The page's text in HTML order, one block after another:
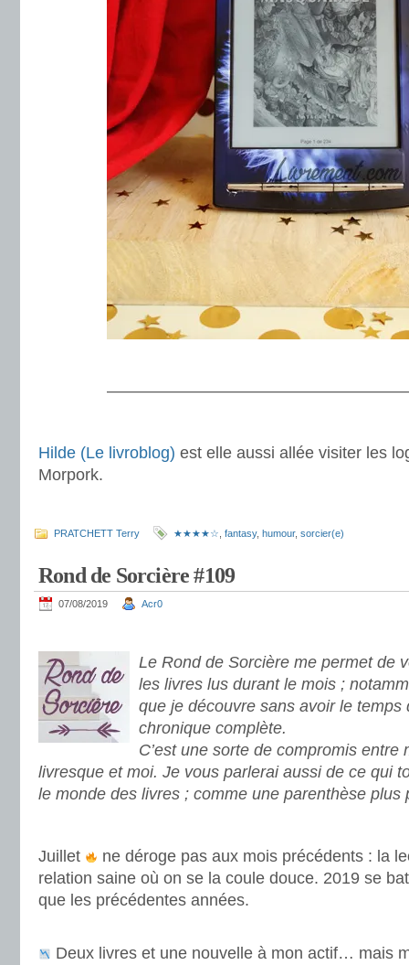
Hilde (Le livroblog) est elle aussi allée visiter les
Morpork.
PRATCHETT Terry ★★★★☆ fantasy, humour, sorcier(e)
Rond de Sorcière #109
07/08/2019 Acr0
Le Rond de Sorcière me permet de
les livres lus durant le mois ;
que je découvre sans avoir le temps
chronique complète.
C’est une sorte de compromis entre
livresque et moi. Je vous parlerai aussi de ce qui
le monde des livres ; comme une parenthèse plus
Juillet
ne déroge pas aux mois précédents : la
relation saine où on se la coule douce. 2019 se
que les précédentes années.
Deux livres et une nouvelle à mon actif… mais